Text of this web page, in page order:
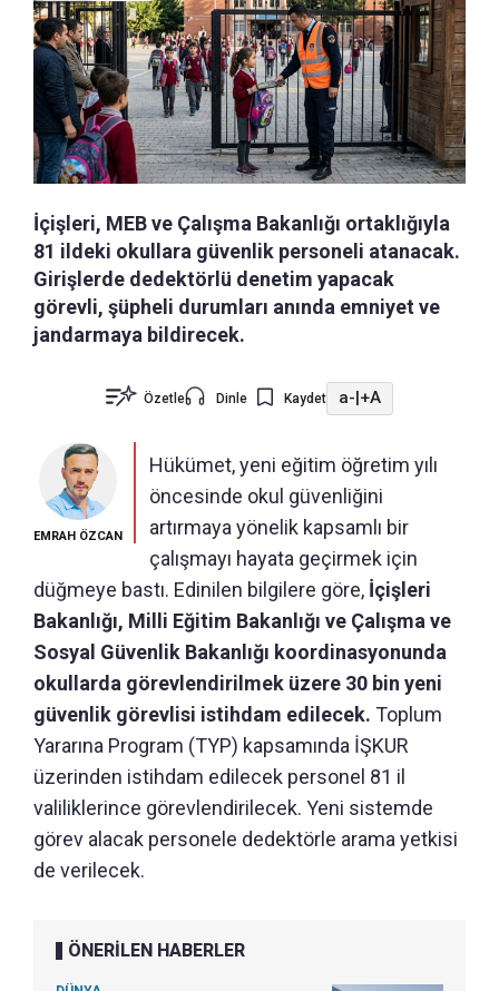
İçişleri, MEB ve Çalışma Bakanlığı ortaklığıyla
81 ildeki okullara güvenlik personeli atanacak.
Girişlerde dedektörlü denetim yapacak
görevli, şüpheli durumları anında emniyet ve
jandarmaya bildirecek.
Özetle Dinle Kaydet a- +A
EMRAH ÖZCAN
Hükümet, yeni eğitim öğretim yılı
öncesinde okul güvenliğini
artırmaya yönelik kapsamlı bir
çalışmayı hayata geçirmek için
düğmeye bastı. Edinilen bilgilere göre, İçişleri
Bakanlığı, Milli Eğitim Bakanlığı ve Çalışma ve
Sosyal Güvenlik Bakanlığı koordinasyonunda
okullarda görevlendirilmek üzere 30 bin yeni
güvenlik görevlisi istihdam edilecek. Toplum
Yararına Program (TYP) kapsamında İŞKUR
üzerinden istihdam edilecek personel 81 il
valiliklerince görevlendirilecek. Yeni sistemde
görev alacak personele dedektörle arama yetkisi
de verilecek.
ÖNERİLEN HABERLER